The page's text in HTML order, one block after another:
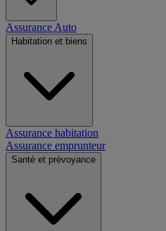
Assurance Auto
Habitation et biens
Assurance habitation
Assurance emprunteur
Santé et prévoyance